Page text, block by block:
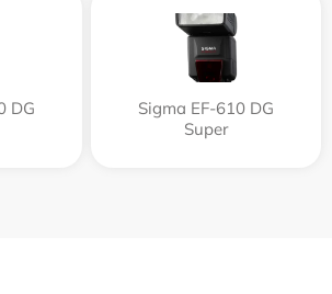
DG
Sigma EF-610 DG
Super